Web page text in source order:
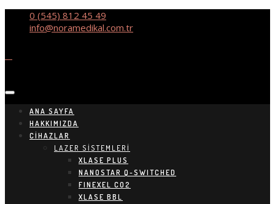
0 (545) 812 45 49
info@noramedikal.com.tr
ANA SAYFA
HAKKIMIZDA
CIHAZLAR
LAZER SİSTEMLERİ
XLASE PLUS
NANOSTAR Q-SWITCHED
FINEXEL CO2
XLASE BBL